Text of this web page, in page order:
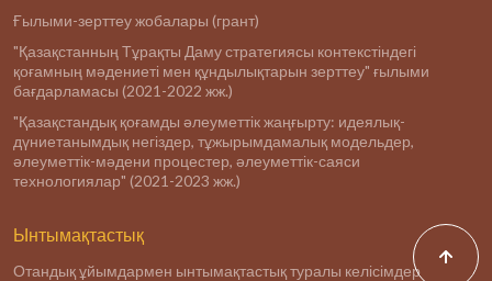
Ғылыми-зерттеу жобалары (грант)
"Қазақстанның Тұрақты Даму стратегиясы контекстіндегі
қоғамның мәдениеті мен құндылықтарын зерттеу" ғылыми
бағдарламасы (2021-2022 жж.)
"Қазақстандық қоғамды әлеуметтік жаңғырту: идеялық-
дүниетанымдық негіздер, тұжырымдамалық модельдер,
әлеуметтік-мәдени процестер, әлеуметтік-саяси
технологиялар" (2021-2023 жж.)
Ынтымақтастық
Отандық ұйымдармен ынтымақтастық туралы келісімдер